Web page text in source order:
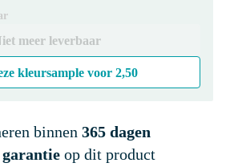
meer leverbaar
kleursample voor 2,50
binnen 365 dagen
op dit product